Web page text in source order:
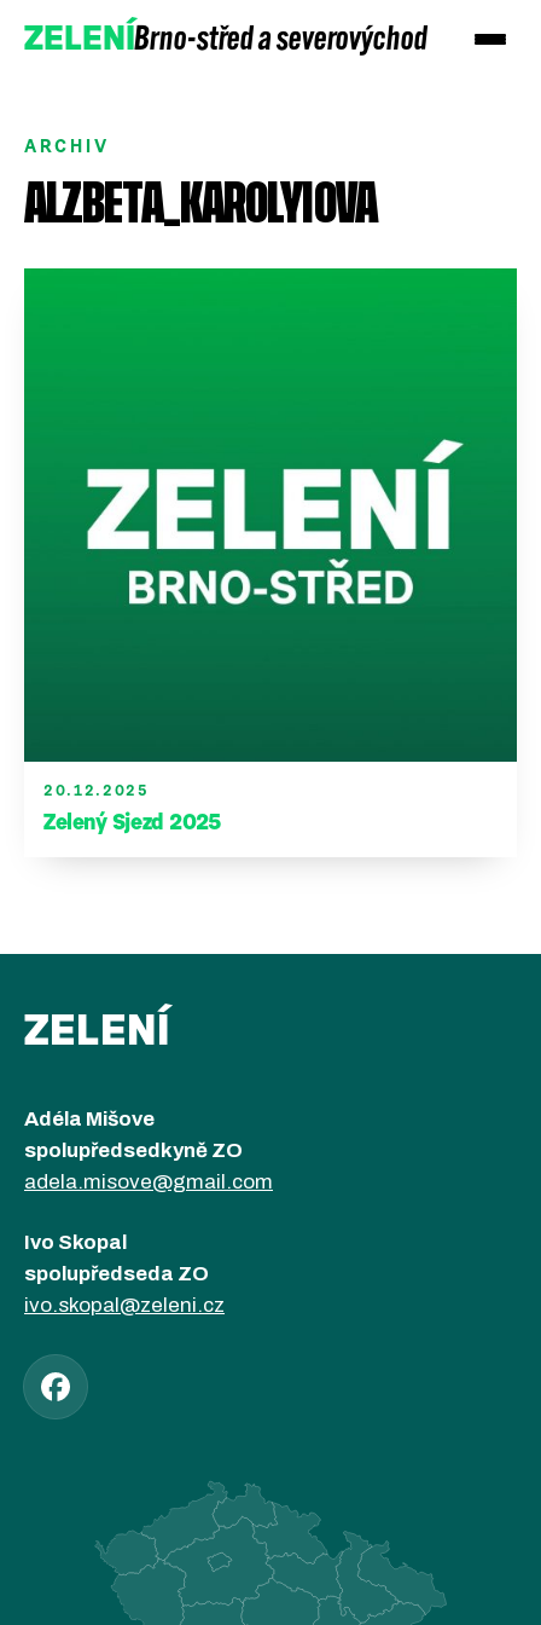
ZELENÍBrno-střed a severovýchod
Podpořte nás
ARCHIV
ALZBETA_KAROLYIOVA
20.12.2025
Zelený Sjezd 2025
ZELENÍ
Adéla Mišove
spolupředsedkyně ZO
adela.misove@gmail.com
Ivo Skopal
spolupředseda ZO
ivo.skopal@zeleni.cz